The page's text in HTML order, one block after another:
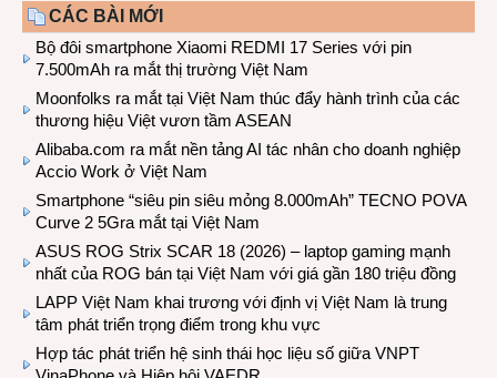
CÁC BÀI MỚI
Bộ đôi smartphone Xiaomi REDMI 17 Series với pin
7.500mAh ra mắt thị trường Việt Nam
Moonfolks ra mắt tại Việt Nam thúc đẩy hành trình của các
thương hiệu Việt vươn tầm ASEAN
Alibaba.com ra mắt nền tảng AI tác nhân cho doanh nghiệp
Accio Work ở Việt Nam
Smartphone “siêu pin siêu mỏng 8.000mAh” TECNO POVA
Curve 2 5Gra mắt tại Việt Nam
ASUS ROG Strix SCAR 18 (2026) – laptop gaming mạnh
nhất của ROG bán tại Việt Nam với giá gần 180 triệu đồng
LAPP Việt Nam khai trương với định vị Việt Nam là trung
tâm phát triển trọng điểm trong khu vực
Hợp tác phát triển hệ sinh thái học liệu số giữa VNPT